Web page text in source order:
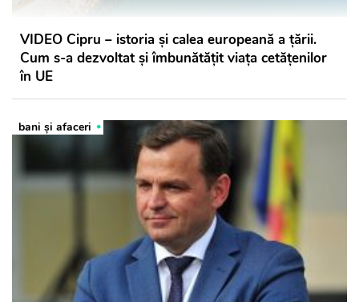
VIDEO Cipru – istoria şi calea europeană a ţării.
Cum s-a dezvoltat şi îmbunătăţit viaţa cetăţenilor
în UE
bani și afaceri